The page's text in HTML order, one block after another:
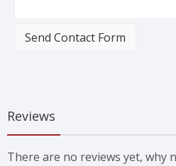
Send Contact Form
Reviews
There are no reviews yet, why